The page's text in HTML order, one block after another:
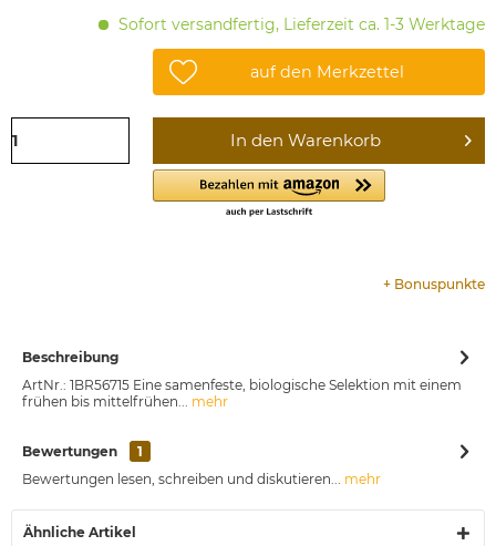
Sofort versandfertig, Lieferzeit ca. 1-3 Werktage
auf den Merkzettel
In den Warenkorb
+ Bonuspunkte
Beschreibung
ArtNr.: 1BR56715 Eine samenfeste, biologische Selektion mit einem
frühen bis mittelfrühen... mehr
Bewertungen
1
Bewertungen lesen, schreiben und diskutieren... mehr
Ähnliche Artikel